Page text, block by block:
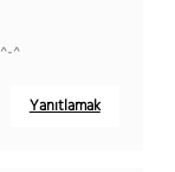
^
Yanıtlamak